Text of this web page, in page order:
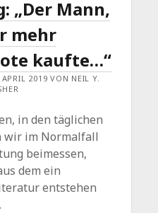
„Der Mann,
mehr
kaufte…“
2019 VON NEIL Y.
in den täglichen
wir im Normalfall
beimessen,
dem ein
entstehen